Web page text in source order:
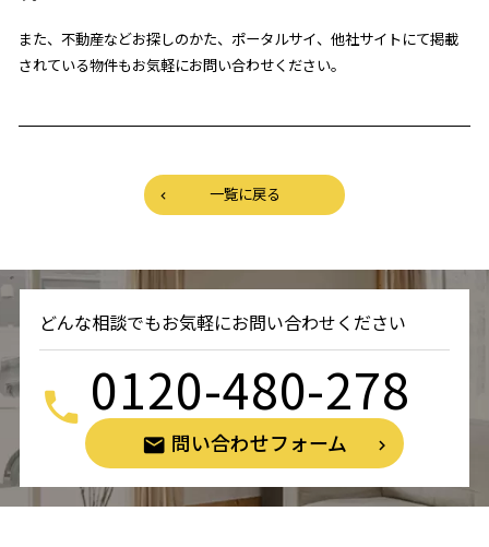
また、不動産などお探しのかた、ポータルサイ、他社サイトにて掲載
されている物件もお気軽にお問い合わせください。
一覧に戻る
どんな相談でもお気軽にお問い合わせください
0120-480-278
問い合わせフォーム